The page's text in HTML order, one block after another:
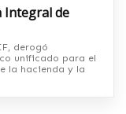
Integral de
derogó
unificado para el
la hacienda y la